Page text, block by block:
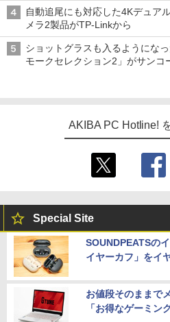
自動追尾にも対応した4Kデュア
メラ2製品がTP-Linkから
ショットグラスも入るようにな
モークセレクション2」がサンコ
AKIBA PC Hotline!
Special Site
SOUNDPEATSの
イヤーカフ」をイ
お値段そのままで
「お得なゲーミン